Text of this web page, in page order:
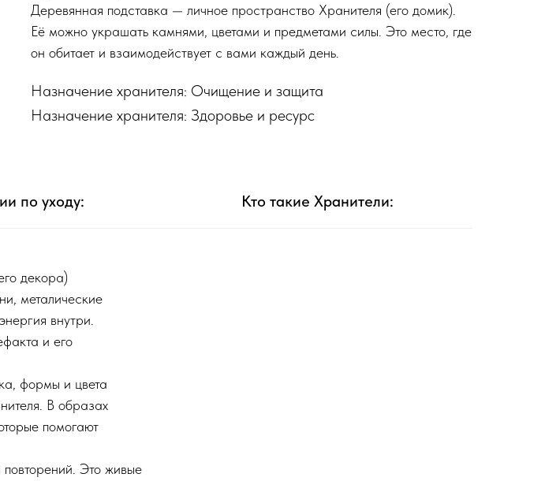
Деревянная подставка — личное пространство Хранителя (его домик).
Её можно украшать камнями, цветами и предметами силы. Это место, где
он обитает и взаимодействует с вами каждый день.
Назначение хранителя: Очищение и защита
Назначение хранителя: Здоровье и ресурс
по уходу: Кто такие Хранители:
декора)
металические
внутри.
и его
формы и цвета
В образах
помогают
Это живые